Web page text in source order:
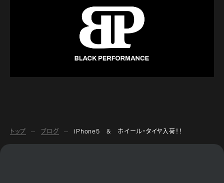
トップ ブログ iPhone5 & ホイール・タイヤ入荷！！